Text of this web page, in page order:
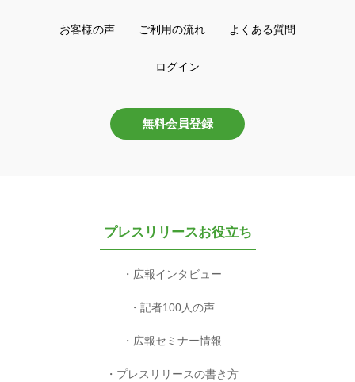
お客様の声 ご利用の流れ よくある質問
ログイン
無料会員登録
プレスリリースお役立ち
広報インタビュー
記者100人の声
広報セミナー情報
プレスリリースの書き方